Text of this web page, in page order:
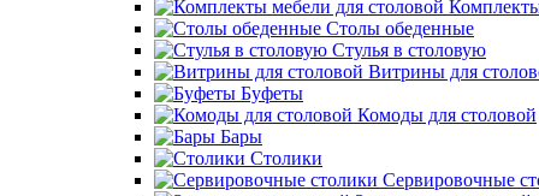
Столы обеденные
Стулья в столовую
Витрины для
Буфеты
Комоды для столовой
Бары
Столики
Сервировочные